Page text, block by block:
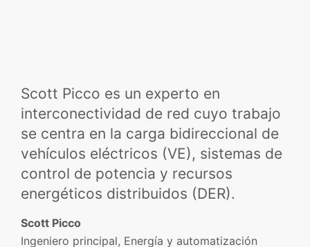
Scott Picco es un experto en
interconectividad de red cuyo trabajo
se centra en la carga bidireccional de
vehículos eléctricos (VE), sistemas de
control de potencia y recursos
energéticos distribuidos (DER).
Scott Picco
Ingeniero principal, Energía y automatización